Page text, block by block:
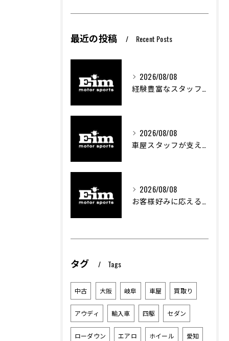
最近の投稿 Recent Posts
2026/08/08
経験豊富なスタッフが創る車屋の魅力と技術
2026/08/08
車屋スタッフが支える車両カスタムの魅力と技術進化
2026/08/08
お客様好みに応える中古車選びのポイント
タグ Tags
中古 大阪 岐阜 車屋 買取り
アウディ 輸入車 四駆 セダン
ローダウン エアロ ホイール 愛知